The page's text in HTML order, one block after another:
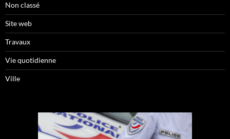
Non classé
Site web
Travaux
Vie quotidienne
Ville